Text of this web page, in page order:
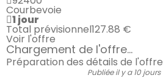
Courbevoie
1 jour
Total prévisionnel127.88 €
Voir l'offre
Chargement de l'offre...
Préparation des détails de l'offre
Publiée il y a 10 jours